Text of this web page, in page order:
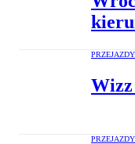
PRZEJAZDY
PRZEJAZDY